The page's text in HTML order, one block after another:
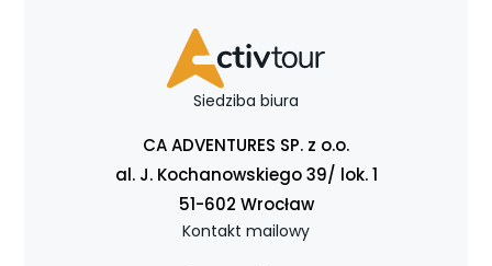
Siedziba biura
CA ADVENTURES SP. z o.o.
al. J. Kochanowskiego 39/ lok. 1
51-602 Wrocław
Kontakt mailowy